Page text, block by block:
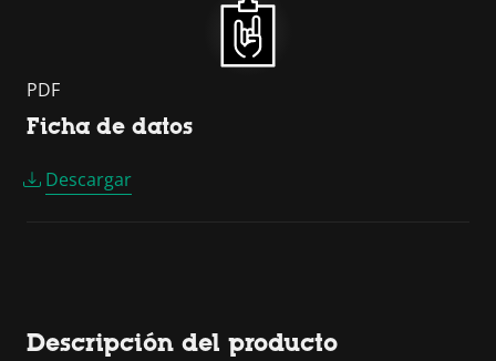
PDF
Ficha de datos
Descargar
Descripción del producto